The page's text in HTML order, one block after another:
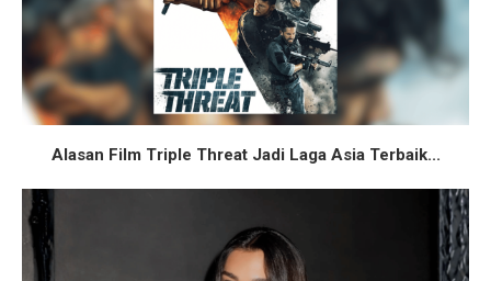
Alasan Film Triple Threat Jadi Laga Asia Terbaik...